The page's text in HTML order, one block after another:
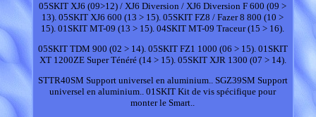
05SKIT XJ6 (09>12) / XJ6 Diversion / XJ6 Diversion F 600 (09 >
13). 05SKIT XJ6 600 (13 > 15). 05SKIT FZ8 / Fazer 8 800 (10 >
15). 01SKIT MT-09 (13 > 15). 04SKIT MT-09 Traceur (15 > 16).
05SKIT TDM 900 (02 > 14). 05SKIT FZ1 1000 (06 > 15). 01SKIT
XT 1200ZE Super Ténéré (14 > 15). 05SKIT XJR 1300 (07 > 14).
STTR40SM Support universel en aluminium.. SGZ39SM Support
universel en aluminium.. 01SKIT Kit de vis spécifique pour
monter le Smart..